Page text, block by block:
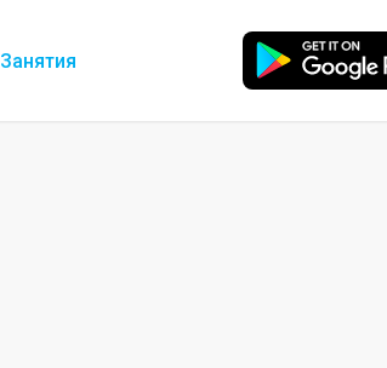
Занятия